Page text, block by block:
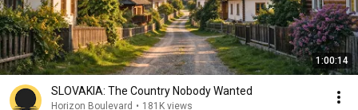
1:00:14
SLOVAKIA: The Country Nobody Wanted
Horizon Boulevard • 181K views